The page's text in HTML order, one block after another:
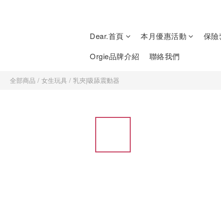
Dear.首頁 本月優惠活動
保險
Orgie品牌介紹
聯絡我們
全部商品 / 女生玩具 / 乳夾|吸舔震動器